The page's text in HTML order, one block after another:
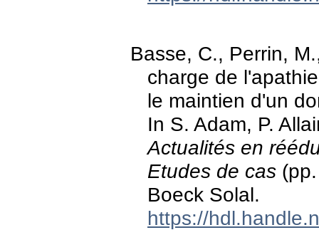
Basse, C., Perrin,
charge de
le maintien d'un
In S. Adam, P.
Actualités en
Etudes de cas
Boeck Solal.
https://